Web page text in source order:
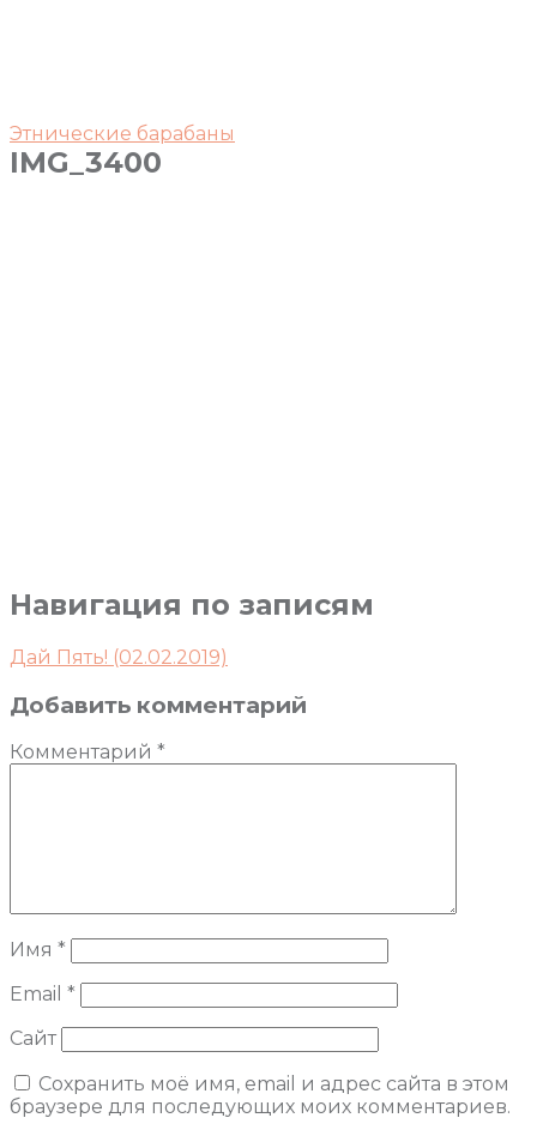
Этнические барабаны
IMG_3400
Навигация по записям
Дай Пять! (02.02.2019)
Добавить комментарий
Комментарий *
Имя *
Email *
Сайт
Сохранить моё имя, email и адрес сайта в этом
браузере для последующих моих комментариев.